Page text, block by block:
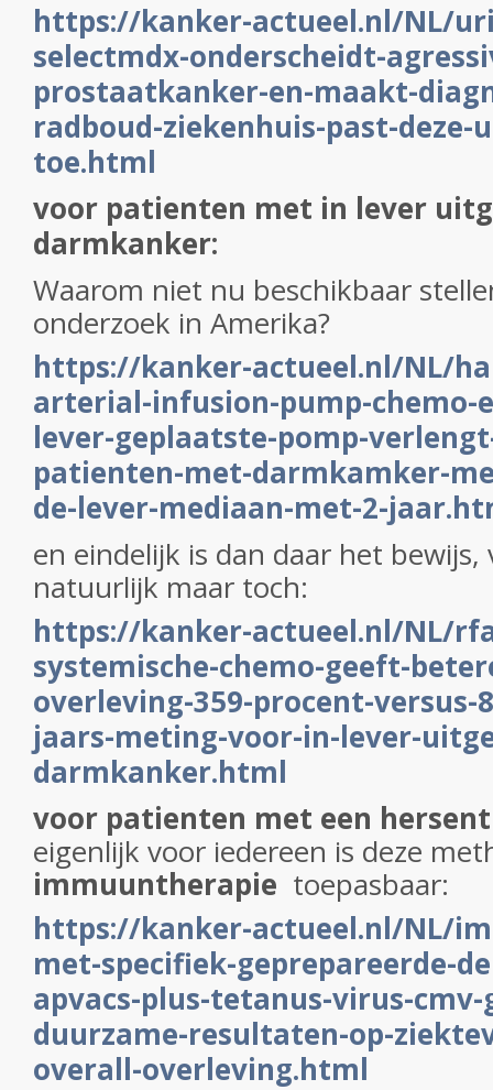
https://kanker-actueel.nl/NL/
selectmdx-onderscheidt-
prostaatkanker-en-maakt-
radboud-ziekenhuis-past-deze-
toe.html
voor patienten met in lever
darmkanker:
Waarom niet nu beschikbaar
onderzoek in Amerika?
https://kanker-actueel.nl/NL/
arterial-infusion-pump-chemo-
lever-geplaatste-pomp-
patienten-met-darmkamker-
de-lever-mediaan-met-2-
en eindelijk is dan daar het bewijs,
natuurlijk maar toch:
https://kanker-actueel.nl/NL/
systemische-chemo-geeft-
overleving-359-procent-versus-
jaars-meting-voor-in-lever-
darmkanker.html
voor patienten met een
eigenlijk voor iedereen is deze
immuuntherapie toepasbaar:
https://kanker-actueel.nl/NL/
met-specifiek-geprepareerde-
apvacs-plus-tetanus-virus-
duurzame-resultaten-op-
overall-overleving.html